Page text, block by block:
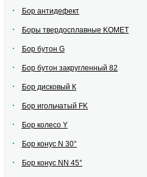
Бор антидефект
Боры твердосплавные KOMET
Бор бутон G
Бор бутон закругленный 82
Бор дисковый К
Бор игольчатый FK
Бор колесо Y
Бор конус N 30°
Бор конус NN 45°